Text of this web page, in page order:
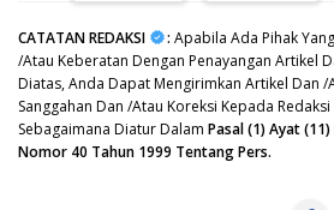
CATATAN REDAKSI : Apabila Ada Pihak
/Atau Keberatan Dengan Penayangan Artikel
Diatas, Anda Dapat Mengirimkan Artikel Dan /
Sanggahan Dan /Atau Koreksi Kepada Redaksi
Sebagaimana Diatur Dalam Pasal (1) Ayat
Nomor 40 Tahun 1999 Tentang Pers.